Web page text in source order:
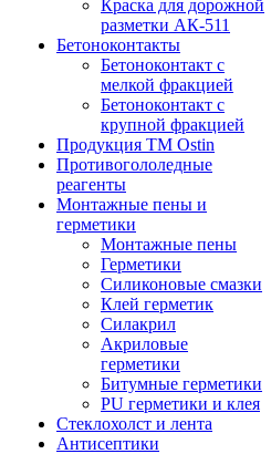
Краска для дорожной
разметки АК-511
Бетоноконтакты
Бетоноконтакт с
мелкой фракцией
Бетоноконтакт с
крупной фракцией
Продукция ТМ Ostin
Противогололедные
реагенты
Монтажные пены и
герметики
Монтажные пены
Герметики
Силиконовые смазки
Клей герметик
Силакрил
Акриловые
герметики
Битумные герметики
PU герметики и клея
Стеклохолст и лента
Антисептики